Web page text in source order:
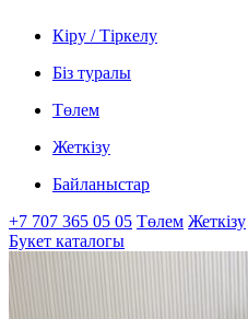
Кіру / Тіркелу
Біз туралы
Төлем
Жеткізу
Байланыстар
+7 707 365 05 05 Төлем Жеткізу
Букет каталогы